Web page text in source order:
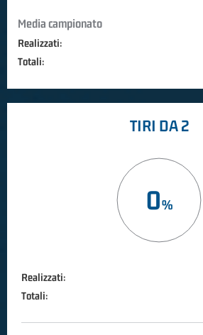
Media campionato
Realizzati:
Totali:
TIRI DA 2
0
Realizzati:
Totali: